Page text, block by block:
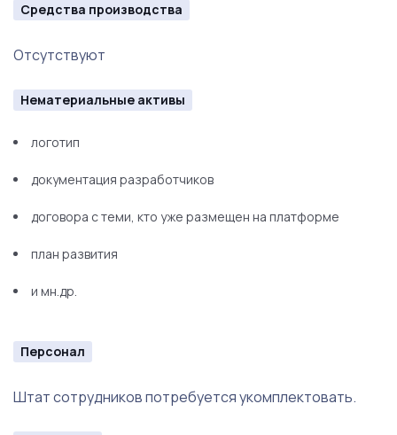
Средства производства
Отсутствуют
Нематериальные активы
логотип
документация разработчиков
договора с теми, кто уже размещен на платформе
план развития
и мн.др.
Персонал
Штат сотрудников потребуется укомплектовать.